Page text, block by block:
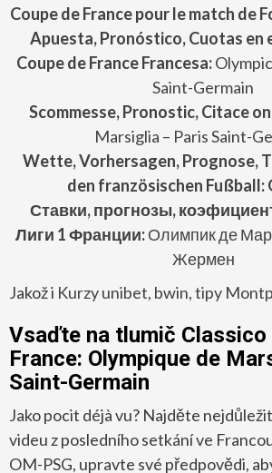
Coupe de France pour le match de
Apuesta, Pronóstico, Cuotas en
Coupe de FranceFrancesa:
Saint-Germain
Scommesse, Pronostic, Citace
Marsiglia – Paris Saint-
Wette, Vorhersagen, Prognose,
den französischen Fußball:
Ставки, прогнозы,
Лиги 1 Франции:Олимпик де
Жермен
Jakož i Kurzy unibet, bwin, tipy
Vsaďte na tlumič Classico
France: Olympique de
Saint-Germain
Jako pocit déjà vu? Najděte
videu z posledního setkání ve
OM-PSG, upravte své předpovědi,